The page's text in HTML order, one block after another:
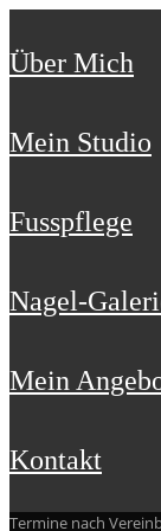
Über Mich
Mein Studio
Fusspflege
Nagel-
Mein
Kontakt
Termine nach